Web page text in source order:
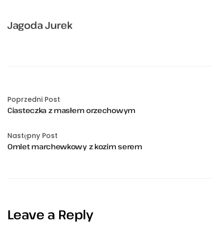
Jagoda Jurek
Poprzedni Post
Ciasteczka z masłem orzechowym
Następny Post
Omlet marchewkowy z kozim serem
Leave a Reply